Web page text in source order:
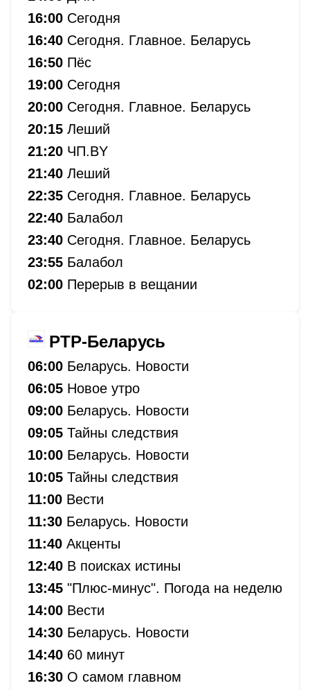
16:00 Сегодня
16:40 Сегодня. Главное. Беларусь
16:50 Пёс
19:00 Сегодня
20:00 Сегодня. Главное. Беларусь
20:15 Леший
21:20 ЧП.BY
21:40 Леший
22:35 Сегодня. Главное. Беларусь
22:40 Балабол
23:40 Сегодня. Главное. Беларусь
23:55 Балабол
02:00 Перерыв в вещании
РТР-Беларусь
06:00 Беларусь. Новости
06:05 Новое утро
09:00 Беларусь. Новости
09:05 Тайны следствия
10:00 Беларусь. Новости
10:05 Тайны следствия
11:00 Вести
11:30 Беларусь. Новости
11:40 Акценты
12:40 В поисках истины
13:45 "Плюс-минус". Погода на неделю
14:00 Вести
14:30 Беларусь. Новости
14:40 60 минут
16:30 О самом главном